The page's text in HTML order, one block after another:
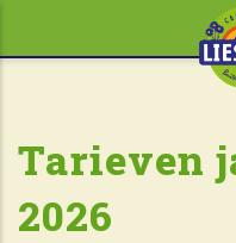
Tarieven
2026